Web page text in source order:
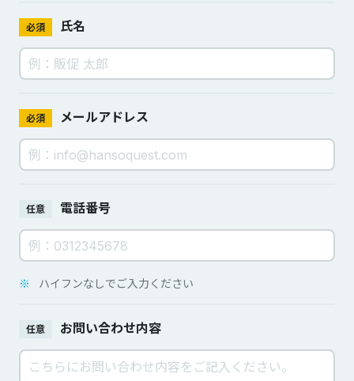
必須 氏名
必須 メールアドレス
任意 電話番号
※ ハイフンなしでご入力ください
任意 お問い合わせ内容